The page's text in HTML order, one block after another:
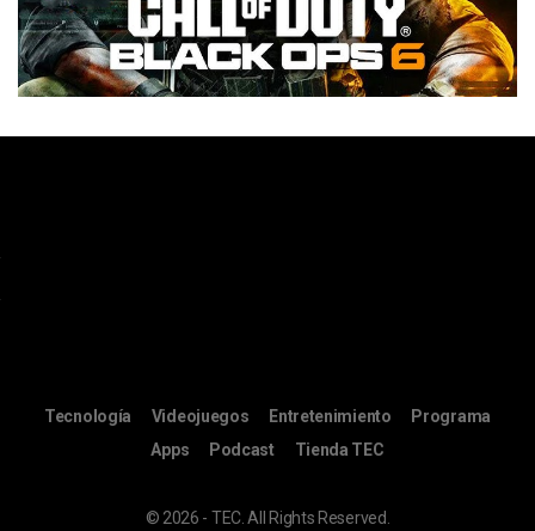
Tecnología Videojuegos Entretenimiento
Programa
Apps
Podcast Tienda TEC
© 2026 - TEC. All Rights Reserved.